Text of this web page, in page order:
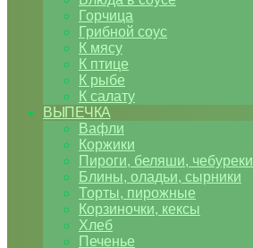
Горчица
Грибной соус
К мясу
К птице
К рыбе
К салату
ВЫПЕЧКА
Вафли
Коржики
Пироги, беляши, чебуреки
Блины, оладьи, сырники
Торты, пирожные
Корзиночки, кексы
Хлеб
Печенье